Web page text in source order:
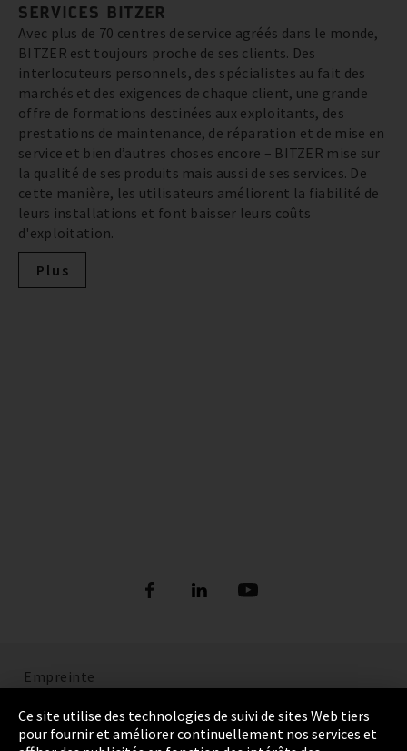
SERVICES BITZER
Avec plus de 70 centres de service agréés dans le monde,
BITZER est toujours proche de ses clients. Des
interlocuteurs personnels, des spécialistes au fait des
marchés et des exigences de chaque client, une grande
offre de formations destinées aux exploitants, des
prestations de maintenance, de réparation et de mise en
service et bien d’autres choses encore – BITZER mise sur
la qualité de ses produits mais aussi de ses services. De
cette manière, les utilisateurs améliorent la fiabilité de
leurs installations et font baisser leurs coûts
d'exploitation.
Plus
Empreinte
Politique de confidentialité
Cookie Settings
Ce site utilise des technologies de suivi de sites Web tiers
pour fournir et améliorer continuellement nos services et